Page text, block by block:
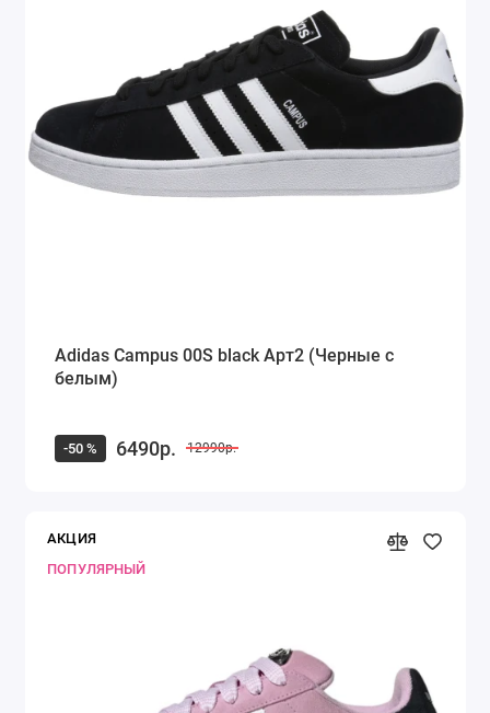
Adidas Campus 00S black Арт2 (Черные с
белым)
-50 % 6490р. 12990р.
АКЦИЯ
ПОПУЛЯРНЫЙ